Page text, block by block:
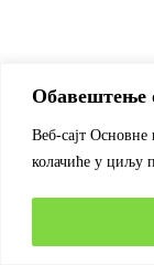
Обавештење
Веб-сајт
колачиће у циљу